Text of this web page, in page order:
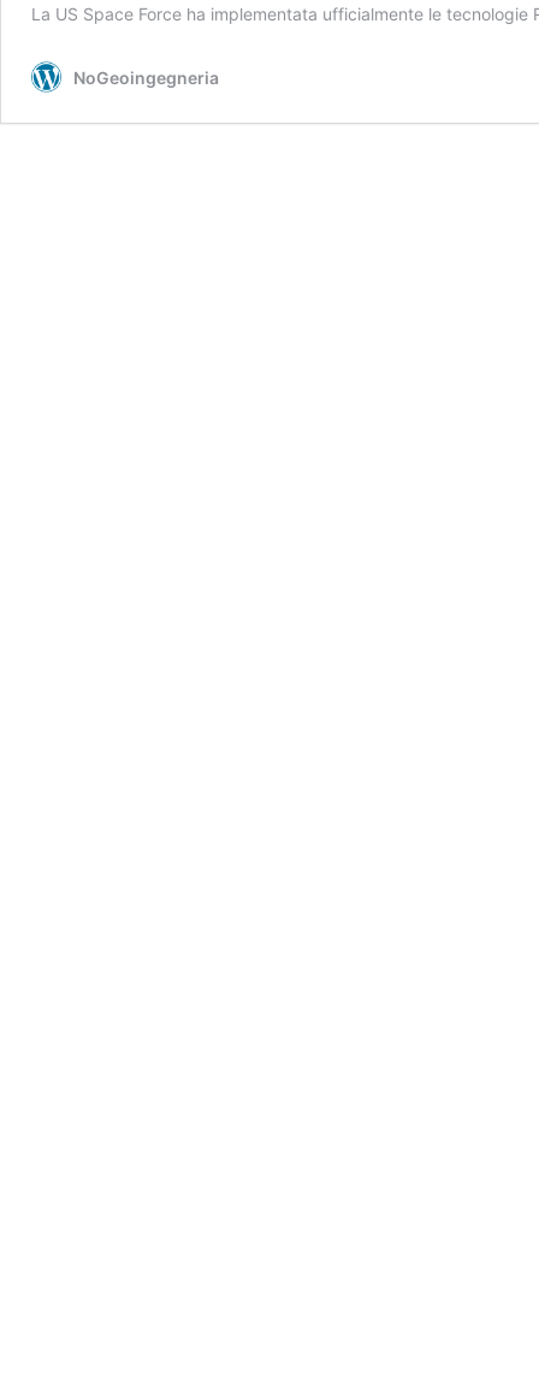
La US Space Force ha implementata ufficialmente le tecnologie
NoGeoingegneria